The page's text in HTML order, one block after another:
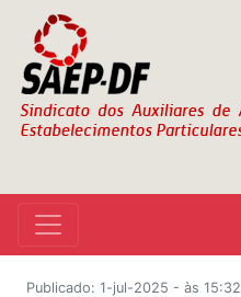
Publicado: 1-jul-2025 - às 15:32